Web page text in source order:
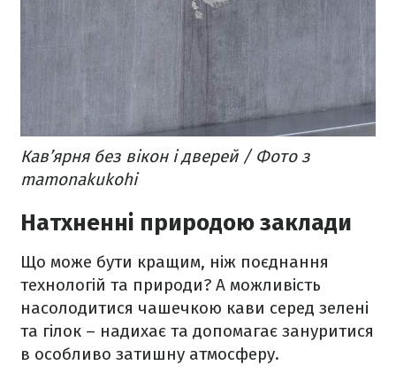
Кав’ярня без вікон і дверей / Фото з
mamonakukohi
Натхненні природою заклади
Що може бути кращим, ніж поєднання
технологій та природи? А можливість
насолодитися чашечкою кави серед зелені
та гілок – надихає та допомагає зануритися
в особливо затишну атмосферу.